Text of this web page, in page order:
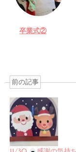
卒業式②
前の記事